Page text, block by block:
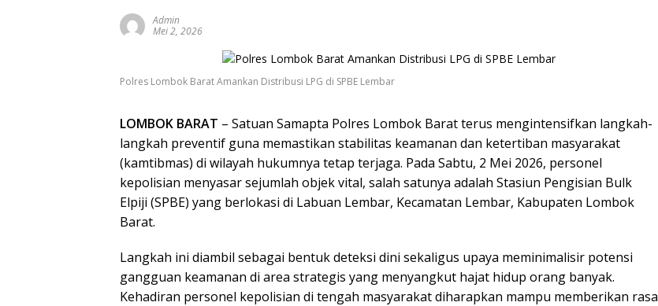
Admin
Mei 2, 2026
Polres Lombok Barat Amankan Distribusi LPG di SPBE Lembar
LOMBOK BARAT – Satuan Samapta Polres Lombok Barat terus mengintensifkan langkah-
langkah preventif guna memastikan stabilitas keamanan dan ketertiban masyarakat
(kamtibmas) di wilayah hukumnya tetap terjaga. Pada Sabtu, 2 Mei 2026, personel
kepolisian menyasar sejumlah objek vital, salah satunya adalah Stasiun Pengisian Bulk
Elpiji (SPBE) yang berlokasi di Labuan Lembar, Kecamatan Lembar, Kabupaten Lombok
Barat.
Langkah ini diambil sebagai bentuk deteksi dini sekaligus upaya meminimalisir potensi
gangguan keamanan di area strategis yang menyangkut hajat hidup orang banyak.
Kehadiran personel kepolisian di tengah masyarakat diharapkan mampu memberikan rasa